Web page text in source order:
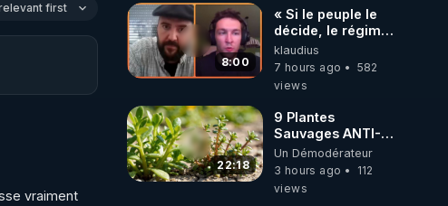
first
vraiment
https://odysee.com/
8:00
« Si le peuple le
décide, le régime
peut tomber
demain ! »
klaudius
7 hours ago
582
views
22:18
9 Plantes
Sauvages ANTI-
FAMINE: ces
Ressources
Un Démodérateur
3 hours ago
112
views